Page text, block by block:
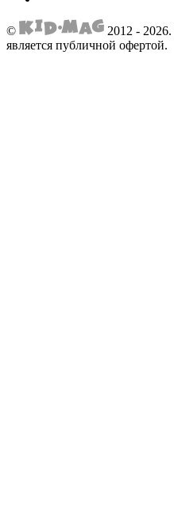
© 2012 - 2026.
является публичной офертой.